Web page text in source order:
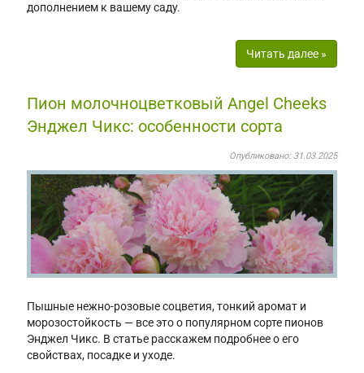
дополнением к вашему саду.
Читать далее »
Пион молочноцветковый Angel Cheeks
Энджел Чикс: особенности сорта
Опубликовано: 31.03.2025
Пышные нежно-розовые соцветия, тонкий аромат и
морозостойкость — все это о популярном сорте пионов
Энджел Чикс. В статье расскажем подробнее о его
свойствах, посадке и уходе.